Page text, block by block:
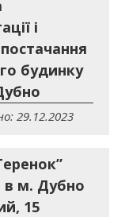
і
будинку
29.12.2023
в м. Дубно
15